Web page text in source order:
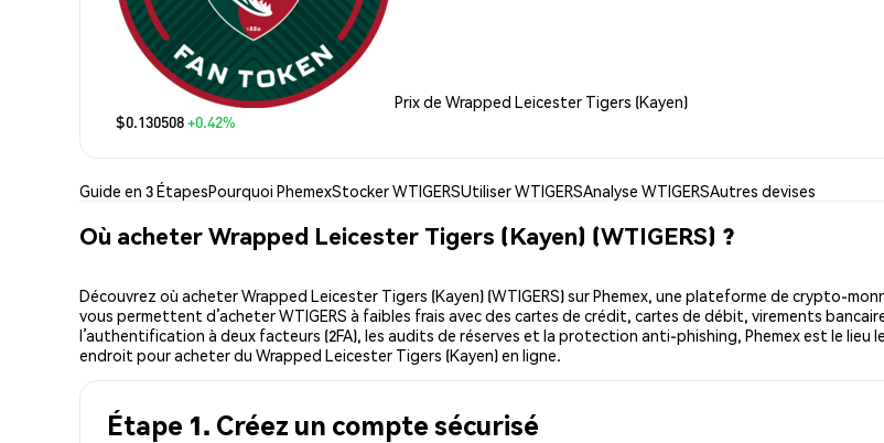
Prix de Wrapped Leicester Tigers (Kayen)
$0.130508+0.42%
Guide en 3 ÉtapesPourquoi PhemexStocker WTIGERSUtiliser WTIGERSAnalyse WTIGERSAutres devises
Où acheter Wrapped Leicester Tigers (Kayen) (WTIGERS) ?
Découvrez où acheter Wrapped Leicester Tigers (Kayen) (WTIGERS) sur Phemex, une plateforme de crypto-
vous permettent d’acheter WTIGERS à faibles frais avec des cartes de crédit, cartes de débit, virements
l’authentification à deux facteurs (2FA), les audits de réserves et la protection anti-phishing, Phemex est le lieu
endroit pour acheter du Wrapped Leicester Tigers (Kayen) en ligne.
Étape 1. Créez un compte sécurisé